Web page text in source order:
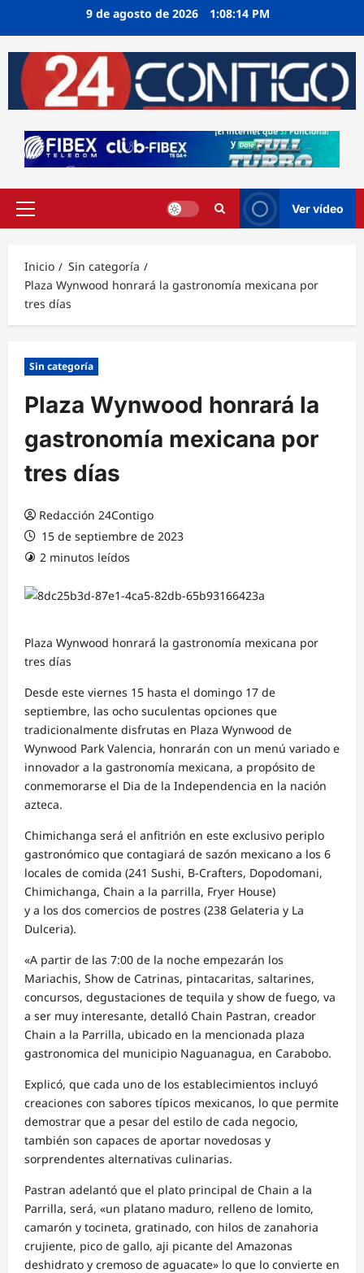
9 de agosto de 2026 1:08:15 PM
Menú
Ver vídeo
Inicio
Sin categoría
Plaza Wynwood honrará la gastronomía mexicana por
tres días
Sin categoría
Plaza Wynwood honrará la
gastronomía mexicana por
tres días
Redacción 24Contigo
15 de septiembre de 2023
2 minutos leídos
Plaza Wynwood honrará la gastronomía mexicana por
tres días
Desde este viernes 15 hasta el domingo 17 de
septiembre, las ocho suculentas opciones que
tradicionalmente disfrutas en Plaza Wynwood de
Wynwood Park Valencia, honrarán con un menú variado e
innovador a la gastronomía mexicana, a propósito de
conmemorarse el Dia de la Independencia en la nación
azteca.
Chimichanga será el anfitrión en este exclusivo periplo
gastronómico que contagiará de sazón mexicano a los 6
locales de comida (241 Sushi, B-Crafters, Dopodomani,
Chimichanga, Chain a la parrilla, Fryer House)
y a los dos comercios de postres (238 Gelateria y La
Dulceria).
«A partir de las 7:00 de la noche empezarán los
Mariachis, Show de Catrinas, pintacaritas, saltarines,
concursos, degustaciones de tequila y show de fuego, va
a ser muy interesante, detalló Chain Pastran, creador
Chain a la Parrilla, ubicado en la mencionada plaza
gastronomica del municipio Naguanagua, en Carabobo.
Explicó, que cada uno de los establecimientos incluyó
creaciones con sabores típicos mexicanos, lo que permite
demostrar que a pesar del estilo de cada negocio,
también son capaces de aportar novedosas y
sorprendentes alternativas culinarias.
Pastran adelantó que el plato principal de Chain a la
Parrilla, será, «un platano maduro, relleno de lomito,
camarón y tocineta, gratinado, con hilos de zanahoria
crujiente, pico de gallo, aji picante del Amazonas
deshidrato y cremoso de aguacate» lo que lo convierte en